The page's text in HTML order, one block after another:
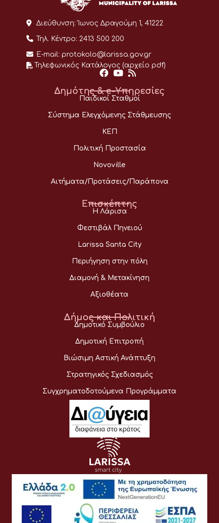
Διεύθυνση: Ίωνος Δραγούμη 1, 41222
Τηλ. Κέντρο: 2413 500 200
E-mail: protokolo@larissa.gov.gr
Τηλεφωνικός Κατάλογος (αρχείο pdf)
Δημότης & e-Υπηρεσίες
Παιδικοί Σταθμοί
Σύστημα Ελεγχόμενης Στάθμευσης
ΚΕΠ
Πολιτική Προστασία
Novoville
Αιτήματα/Προτάσεις/Παράπονα
Επισκέπτης
Η Λάρισα
Φεστιβάλ Πηνειού
Larissa Santa City
Περιήγηση στην πόλη
Διαμονή & Μετακίνηση
Αξιοθέατα
Δήμος και Πολιτική
Δημοτικό Συμβούλιο
Δημοτική Επιτροπή
Βιώσιμη Αστική Ανάπτυξη
Στρατηγικός Σχεδιασμός
Συγχρηματοδοτούμενα Προγράμματα